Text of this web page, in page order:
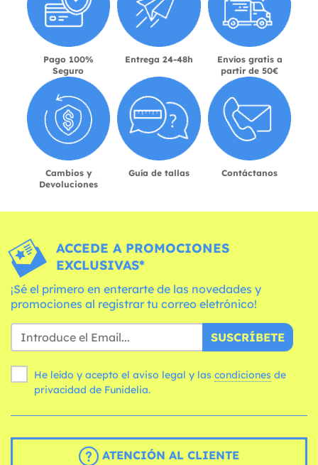
Pago 100%
Seguro
Entrega 24-48h
Envíos gratis a
partir de 50€
Cambios y
Devoluciones
Guía de tallas Contáctanos
ACCEDE A PROMOCIONES
EXCLUSIVAS*
¡Sé el primero en enterarte de las novedades y
promociones al registrar tu correo eletrónico!
SUSCRÍBETE
He leído y acepto el aviso legal y las condiciones
privacidad de Funidelia.
ATENCIÓN AL CLIENTE